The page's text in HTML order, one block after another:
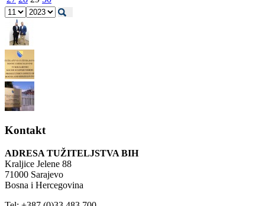
Kontakt
ADRESA TUŽITELJSTVA BIH
Kraljice Jelene 88
71000 Sarajevo
Bosna i Hercegovina